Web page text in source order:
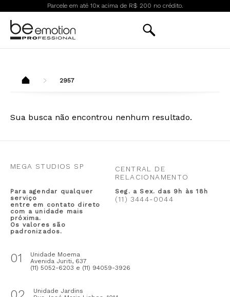
Parcele em até 10x acima de R$ 200 no crédito.
2957
Sua busca não encontrou nenhum resultado.
MEGA STUDIOS SP
CENTRAL DE
RELACIONAMENTO
Para agendar qualquer
serviço
entre em contato direto
com a unidade mais
próxima.
Os valores são
padronizados.
Seg. a Sex. das 9h às 18h
(11) 3444-0044
01
Unidade Moema
Avenida Juriti, 637
(11) 5052-6203 e (11) 94059-3926
Unidade Jardins